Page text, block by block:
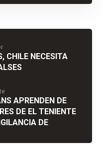
CHILE NECESITA
APRENDEN DE
DE EL TENIENTE
DE